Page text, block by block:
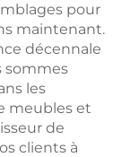
pour
maintenant.
décennale
sommes
les
meubles et
de
clients à